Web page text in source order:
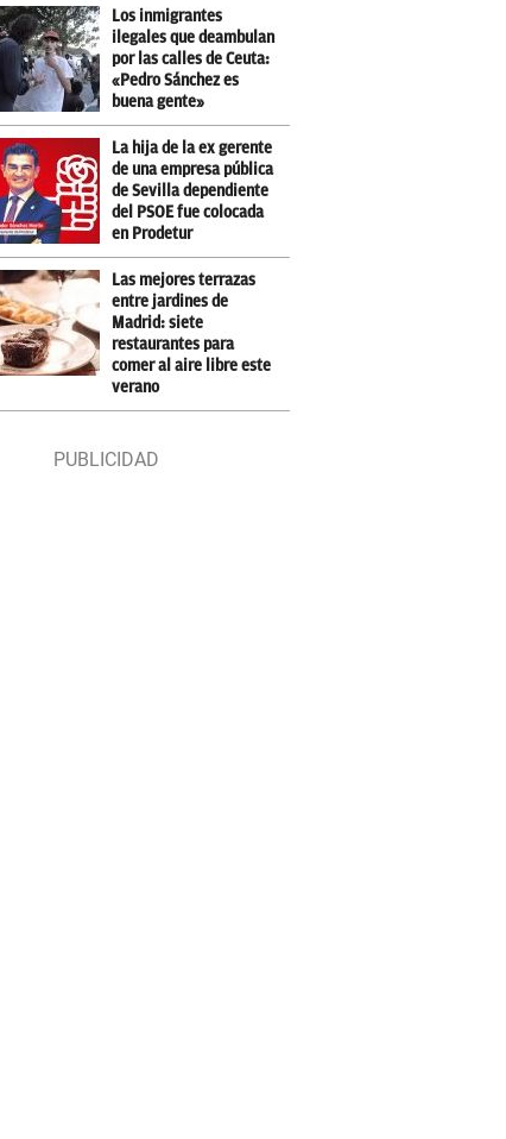
Los inmigrantes
ilegales que deambulan
por las calles de Ceuta:
«Pedro Sánchez es
buena gente»
La hija de la ex gerente
de una empresa pública
de Sevilla dependiente
del PSOE fue colocada
en Prodetur
Las mejores terrazas
entre jardines de
Madrid: siete
restaurantes para
comer al aire libre este
verano